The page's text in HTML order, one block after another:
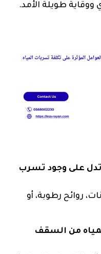
طويلة الأمد.
تدل على وجود تسرب
روائح رطوبة، أو
من السقف